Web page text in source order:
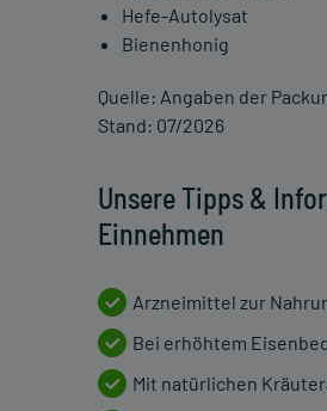
Hefe-Autolysat
Bienenhonig
Quelle: Angaben der
Stand: 07/2026
Unsere Tipps &
Einnehmen
Arzneimittel zur
Bei erhöhtem
Mit natürlichen